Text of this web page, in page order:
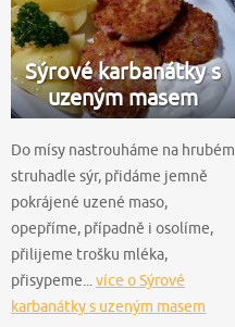
Sýrové karbanátky s
uzeným masem
Do mísy nastrouháme na hrubém
struhadle sýr, přidáme jemně
pokrájené uzené maso,
opepříme, případně i osolíme,
přilijeme trošku mléka,
přisypeme...více o Sýrové
karbanátky s uzeným masem